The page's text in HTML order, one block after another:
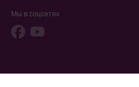
Мы в соцсетях